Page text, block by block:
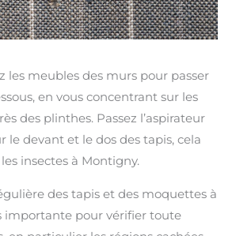
les meubles des murs pour passer
en vous concentrant sur les
des plinthes. Passez l’aspirateur
le devant et le dos des tapis, cela
insectes à Montigny.
des tapis et des moquettes à
importante pour vérifier toute